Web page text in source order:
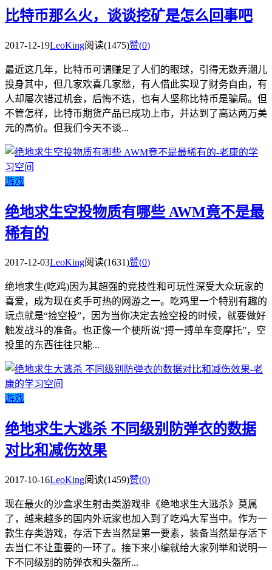
比特币那么火，谈谈挖矿是怎么回事吧
2017-12-19LeoKing阅读(1475)赞(0)
最近这几年，比特币可谓赚足了人们的眼球，引得无数弄潮儿
投身其中，但几家欢喜几家愁，有人借此实现了财务自由，有
人却屡次错过机会，后悔不迭，也有人坚称比特币是骗局。但
不管怎样，比特币期货产品已成功上市，并达到了高达两万美
元的高价。但我们今天不谈...
游戏
绝地求生空投物质有哪些 AWM竟不是最
稀有的
2017-12-03LeoKing阅读(1631)赞(0)
绝地求生(吃鸡)因为其超强的竞技性和可玩性深受大众玩家的
喜爱，成为现在炙手可热的网游之一。吃鸡里一个特别有趣的
玩点就是“捡空投”，因为当你决定去捡空投的时候，就要做好
触发战斗的准备。也正像一个梗所说“搏一搏单车变摩托”，空
投里的东西往往只能...
游戏
绝地求生大逃杀 不同级别防弹衣的数据
对比和减伤效果
2017-10-16LeoKing阅读(1459)赞(0)
现在最火的沙盒求生射击类游戏非《绝地求生大逃杀》莫属
了，越来越多的国内外玩家也加入到了吃鸡大军当中。作为一
款生存类游戏，存活下去当然是第一要素，装备当然是存活下
去当仁不让重要的一环了。接下来小编就给大家列举和说明一
下不同级别的防弹衣和头盔所...